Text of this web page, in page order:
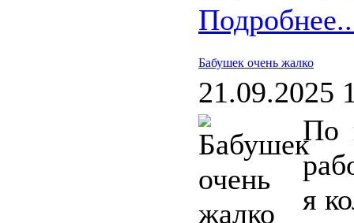
Бабушек очень жалко
21.09.2025
По
я